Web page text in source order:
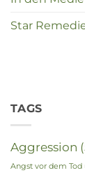
Star
TAGS
Aggression
Angst vor dem